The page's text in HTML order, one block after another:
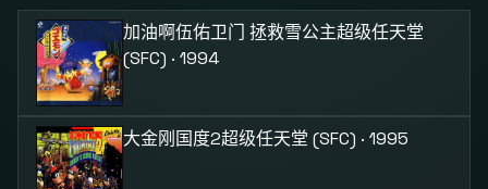
天堂
(SFC)1994
天堂
(SFC)1995
(FC)1987
加油啊伍佑卫门 拯救雪公主超级任天堂
(SFC) · 1994
大金刚国度2超级任天堂 (SFC) · 1995